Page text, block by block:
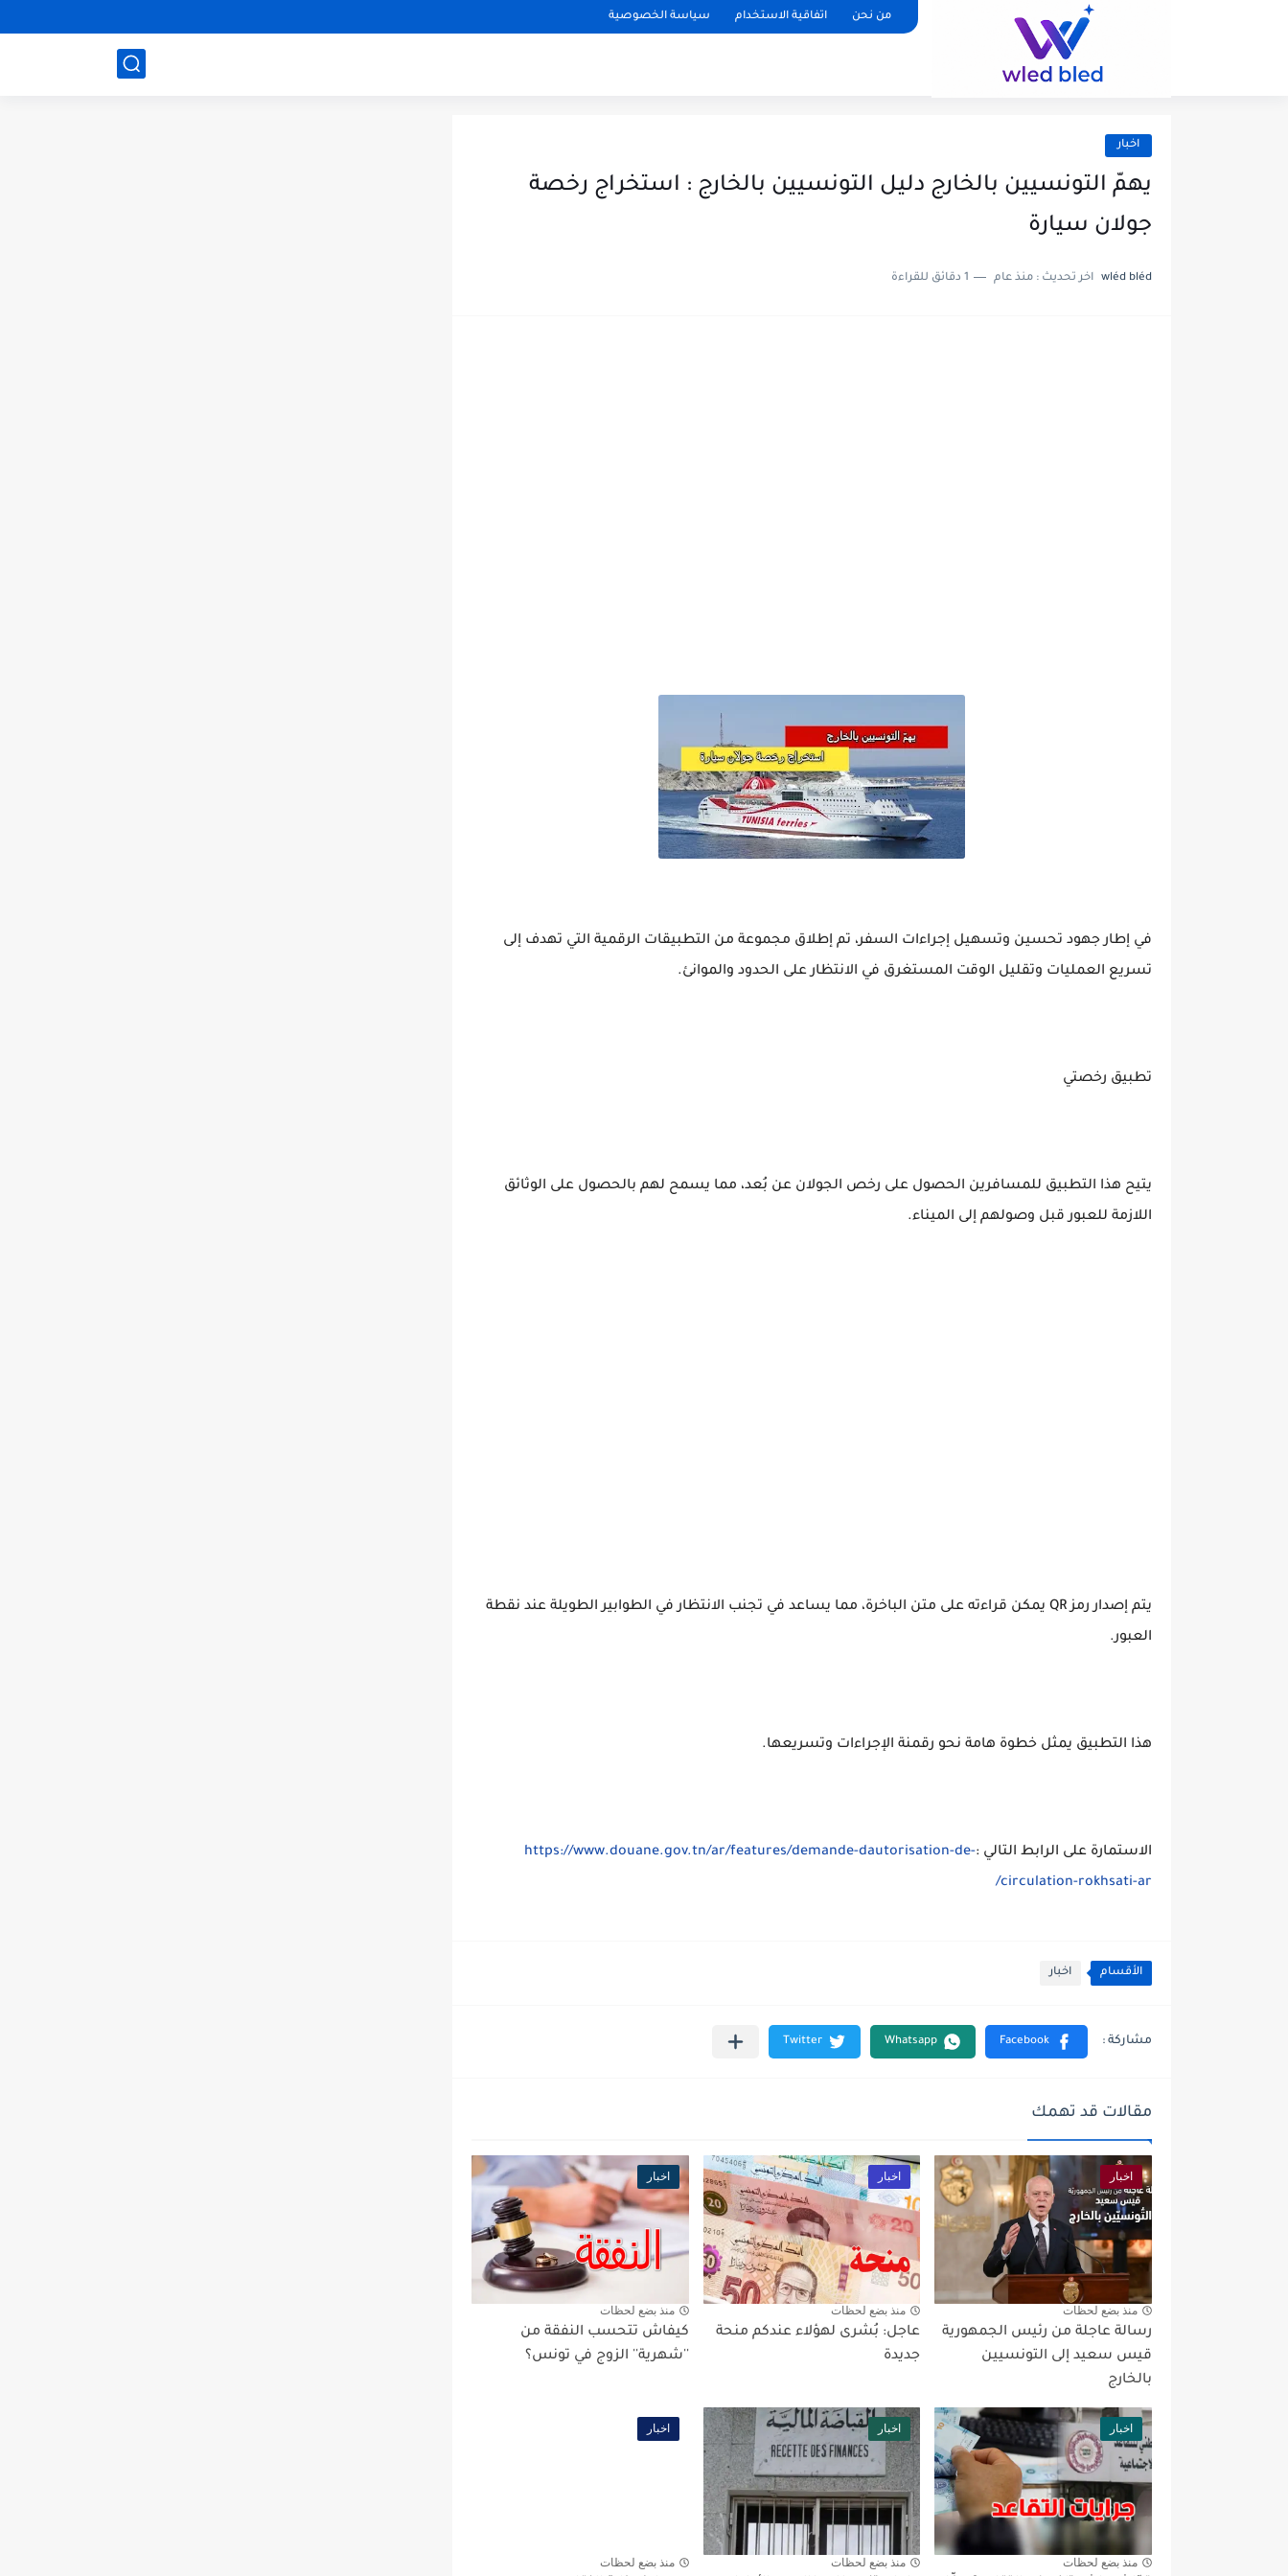
من نحن اتفاقية الاستخدام سياسة الخصوصية
اخبار
يهمّ التونسيين بالخارج دليل التونسيين بالخارج : استخراج رخصة
جولان سيارة
wléd bléd اخر تحديث : منذ عام 1 دقائق للقراءة
في إطار جهود تحسين وتسهيل إجراءات السفر، تم إطلاق مجموعة من التطبيقات الرقمية التي تهدف إلى
تسريع العمليات وتقليل الوقت المستغرق في الانتظار على الحدود والموانئ.
تطبيق رخصتي
يتيح هذا التطبيق للمسافرين الحصول على رخص الجولان عن بُعد، مما يسمح لهم بالحصول على الوثائق
اللازمة للعبور قبل وصولهم إلى الميناء.
يتم إصدار رمز QR يمكن قراءته على متن الباخرة، مما يساعد في تجنب الانتظار في الطوابير الطويلة عند نقطة
العبور.
هذا التطبيق يمثل خطوة هامة نحو رقمنة الإجراءات وتسريعها.
الاستمارة على الرابط التالي :https://www.douane.gov.tn/ar/features/demande-dautorisation-de-
circulation-rokhsati-ar/
الأقسام اخبار
مقالات قد تهمك
اخبار
منذ بضع لحظات
رسالة عاجلة من رئيس الجمهورية
قيس سعيد إلى التونسيين
بالخارج
اخبار
منذ بضع لحظات
عاجل: بُشرى لهؤلاء عندكم منحة
جديدة
اخبار
منذ بضع لحظات
كيفاش تتحسب النفقة من
''شهرية'' الزوج في تونس؟
اخبار
منذ بضع لحظات
اخبار
منذ بضع لحظات
اخبار
منذ بضع لحظات